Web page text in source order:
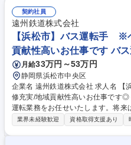
サポート、共同での開発作業をサポ
力により、技術習得、商品企画、モノ作
京都【組込みエンジニア】客数セン
o.1
契約社員
遠州鉄道株式会社
【浜松市】バス運転手 ※
貢献性高いお仕事です バ
月給33万円～53万円
静岡県浜松市中央区
企業名 遠州鉄道株式会社 求人名 【浜松市】バス運転手 ※ベテラン歓迎/研
修充実/地域貢献性高いお仕事です◎ 仕事の内容 路線バス・観光バス等の
運転業務をお任せいたします。将
ジンバス「e-wing」や、東京・大
＞【出勤】運行管理者と朝のあい
業界未経験歓迎 資格取得支援あり